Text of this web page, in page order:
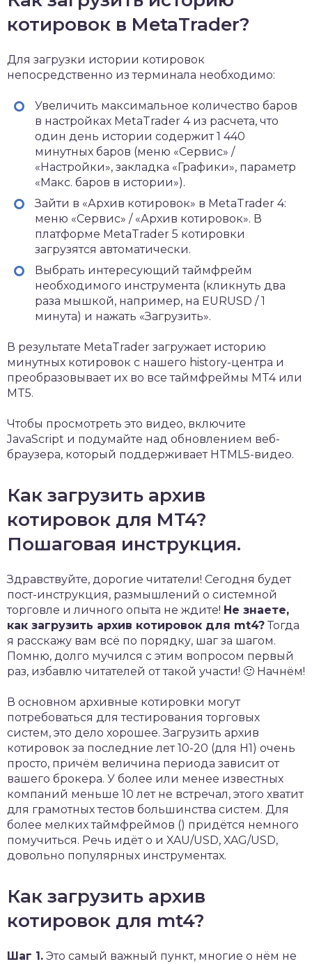
котировок в MetaTrader?
Для загрузки истории котировок
непосредственно из терминала необходимо:
Увеличить максимальное количество баров
в настройках MetaTrader 4 из расчета, что
один день истории содержит 1 440
минутных баров (меню «Сервис» /
«Настройки», закладка «Графики», параметр
«Макс. баров в истории»).
Зайти в «Архив котировок» в MetaTrader 4:
меню «Сервис» / «Архив котировок». В
платформе MetaTrader 5 котировки
загрузятся автоматически.
Выбрать интересующий таймфрейм
необходимого инструмента (кликнуть два
раза мышкой, например, на EURUSD / 1
минута) и нажать «Загрузить».
В результате MetaTrader загружает историю
минутных котировок с нашего history-центра и
преобразовывает их во все таймфреймы MT4 или
MT5.
Чтобы просмотреть это видео, включите
JavaScript и подумайте над обновлением веб-
браузера, который поддерживает HTML5-видео.
Как загрузить архив
котировок для MT4?
Пошаговая инструкция.
Здравствуйте, дорогие читатели! Сегодня будет
пост-инструкция, размышлений о системной
торговле и личного опыта не ждите! Не знаете,
как загрузить архив котировок для mt4? Тогда
я расскажу вам всё по порядку, шаг за шагом.
Помню, долго мучился с этим вопросом первый
раз, избавлю читателей от такой участи! 🙂 Начнём!
В основном архивные котировки могут
потребоваться для тестирования торговых
систем, это дело хорошее. Загрузить архив
котировок за последние лет 10-20 (для H1) очень
просто, причём величина периода зависит от
вашего брокера. У более или менее известных
компаний меньше 10 лет не встречал, этого хватит
для грамотных тестов большинства систем. Для
более мелких таймфреймов () придётся немного
помучиться. Речь идёт о и XAU/USD, XAG/USD,
довольно популярных инструментах.
Как загрузить архив
котировок для mt4?
Шаг 1. Это самый важный пункт, многие о нём не